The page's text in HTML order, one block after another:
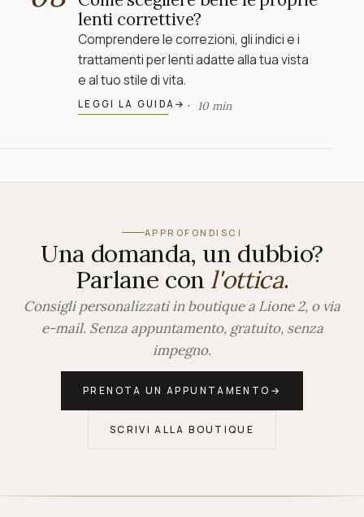
lenti correttive?
Comprendere le correzioni, gli indici e i
trattamenti per lenti adatte alla tua vista
e al tuo stile di vita.
LEGGI LA GUIDA → 10 min
APPROFONDISCI
Una domanda, un dubbio?
Parlane con l'ottica.
Consigli personalizzati in boutique a Lione 2, o via
e-mail. Senza appuntamento, gratuito, senza
impegno.
PRENOTA UN APPUNTAMENTO →
SCRIVI ALLA BOUTIQUE